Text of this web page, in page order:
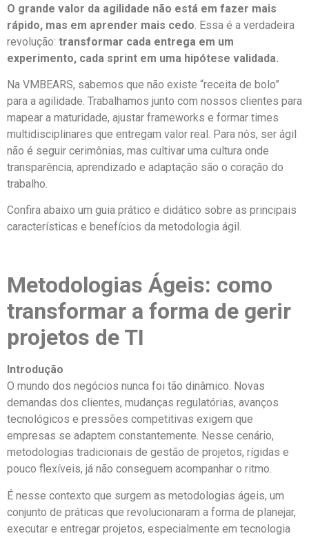
O grande valor da agilidade não está em fazer mais
rápido, mas em aprender mais cedo . Essa é a verdadeira
revolução: transformar cada entrega em um
experimento, cada sprint em uma hipótese validada.
Na VMBEARS, sabemos que não existe “receita de bolo”
para a agilidade. Trabalhamos junto com nossos clientes para
mapear a maturidade, ajustar frameworks e formar times
multidisciplinares que entregam valor real. Para nós, ser ágil
não é seguir cerimônias, mas cultivar uma cultura onde
transparência, aprendizado e adaptação são o coração do
trabalho.
Confira abaixo um guia prático e didático sobre as principais
características e benefícios da metodologia ágil.
Metodologias Ágeis: como
transformar a forma de gerir
projetos de TI
Introdução
O mundo dos negócios nunca foi tão dinâmico. Novas
demandas dos clientes, mudanças regulatórias, avanços
tecnológicos e pressões competitivas exigem que
empresas se adaptem constantemente. Nesse cenário,
metodologias tradicionais de gestão de projetos, rígidas e
pouco flexíveis, já não conseguem acompanhar o ritmo.
É nesse contexto que surgem as metodologias ágeis, um
conjunto de práticas que revolucionaram a forma de planejar,
executar e entregar projetos, especialmente em tecnologia